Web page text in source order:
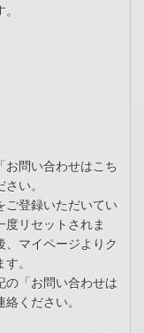
問い合わせはこち
い。
ご登録いただいてい
度リセットされま
、マイページよりク
。
「お問い合わせは
ください。